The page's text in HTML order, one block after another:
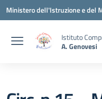
Vai ai contenuti
Vai al menu di navigazione
Vai al footer
Ministero dell'Istruzione e del
Istituto
A. Genovesi